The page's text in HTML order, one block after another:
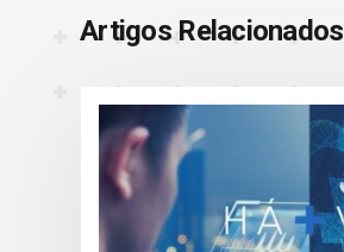
Artigos Relacionados